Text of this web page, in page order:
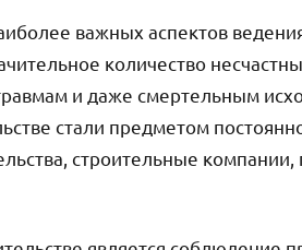
важных аспектов
количество
и даже смертельным
стали предметом
строительные